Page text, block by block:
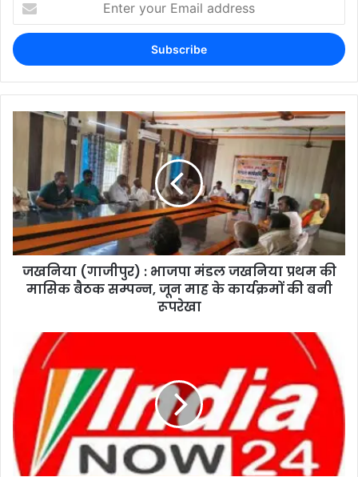
जखनिया (गाजीपुर) : भाजपा मंडल जखनिया प्रथम की
मासिक बैठक सम्पन्न, जून माह के कार्यक्रमों की बनी
रूपरेखा